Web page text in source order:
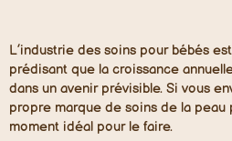
L’industrie des soins pour bébés
prédisant que la croissance
dans un avenir prévisible. Si vous
propre marque de soins de la peau
moment idéal pour le faire.